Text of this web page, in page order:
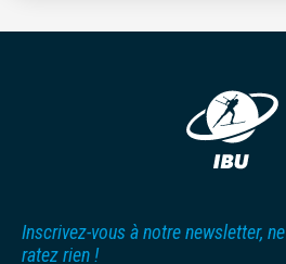
Inscrivez-vous à notre newsletter, ne
ratez rien !